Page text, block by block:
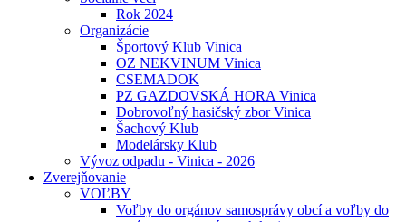
Rok 2024
Organizácie
Športový Klub Vinica
OZ NEKVINUM Vinica
CSEMADOK
PZ GAZDOVSKÁ HORA Vinica
Dobrovoľný hasičský zbor Vinica
Šachový Klub
Modelársky Klub
Vývoz odpadu - Vinica - 2026
Zverejňovanie
VOĽBY
Voľby do orgánov samosprávy obcí a voľby do